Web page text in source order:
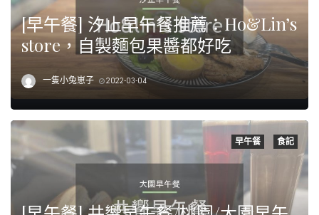
[早午餐] 汐止早午餐推薦：Ho&Lin’s
store，自製麵包果醬都好吃
一隻小兔崽子 2022-03-04
早午餐 食記